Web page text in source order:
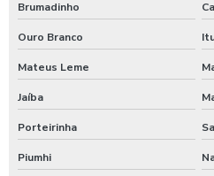
Posto de lavagem de caminhões
Preço de controlador de banho
Produtos para limpeza interna
Brumadinho
Ouro Branco
Mateus Leme
Jaíba
Porteirinha
Piumhi